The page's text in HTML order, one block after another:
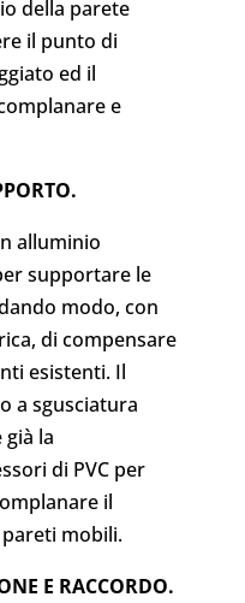
della parete
il punto di
ed il
e
alluminio
supportare le
modo, con
di compensare
esistenti. Il
a sgusciatura
la
di PVC per
il
mobili.
E RACCORDO.